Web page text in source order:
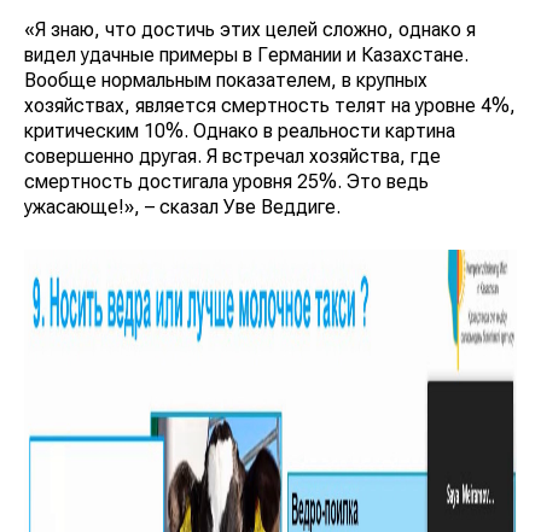
«Я знаю, что достичь этих целей сложно, однако я
видел удачные примеры в Германии и Казахстане.
Вообще нормальным показателем, в крупных
хозяйствах, является смертность телят на уровне 4%,
критическим 10%. Однако в реальности картина
совершенно другая. Я встречал хозяйства, где
смертность достигала уровня 25%. Это ведь
ужасающе!», – сказал Уве Веддиге.